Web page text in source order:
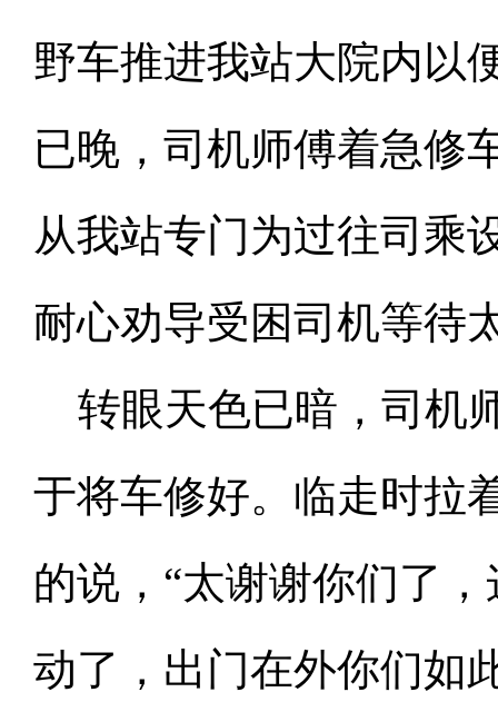
野车推进我站大院内以
已晚，司机师傅着急修
从我站专门为过往司乘
耐心劝导受困司机等待
转眼天色已暗，司机
于将车修好。临走时拉
的说，“太谢谢你们了
动了，出门在外你们如